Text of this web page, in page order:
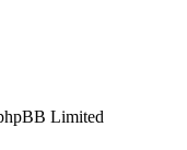
Limited